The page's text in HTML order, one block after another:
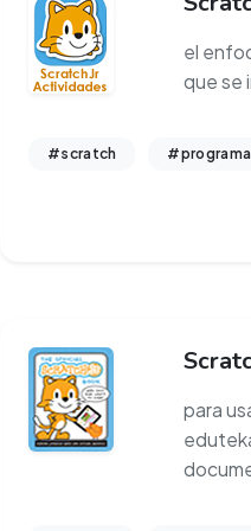
el
que se
#scratch
para